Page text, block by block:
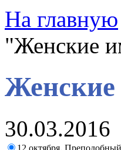
На главную
"Женские
30.03.2016
12 октября.